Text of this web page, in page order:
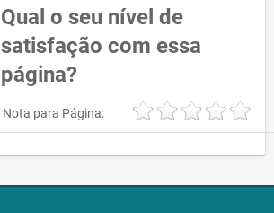
Qual o seu nível de
satisfação com essa
página?
Nota para Página: